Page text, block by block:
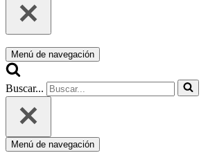
Menú de navegación
Buscar...
Menú de navegación